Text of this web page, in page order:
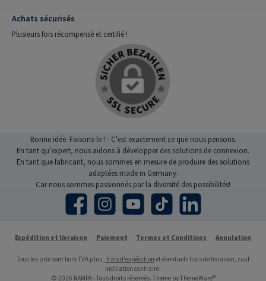
Achats sécurisés
Plusieurs fois récompensé et certifié !
Bonne idée. Faisons-le ! - C'est exactement ce que nous pensons.
En tant qu'expert, nous aidons à développer des solutions de connexion.
En tant que fabricant, nous sommes en mesure de produire des solutions
adaptées made in Germany.
Car nous sommes passionnés par la diversité des possibilités!
Facebook Instagram YouTube TikTok LinkedIn
Expédition et livraison Paiement Termes et Conditions Annulation
Tous les prix sont hors TVA plus , frais d'expédition et éventuels frais de livraison, sauf
indication contraire.
© 2026 RAMPA - Tous droits réservés. Theme byThemeWare®